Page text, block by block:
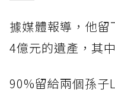
據媒體報導，他
4億元的遺產，其中
90%留給兩個孫子